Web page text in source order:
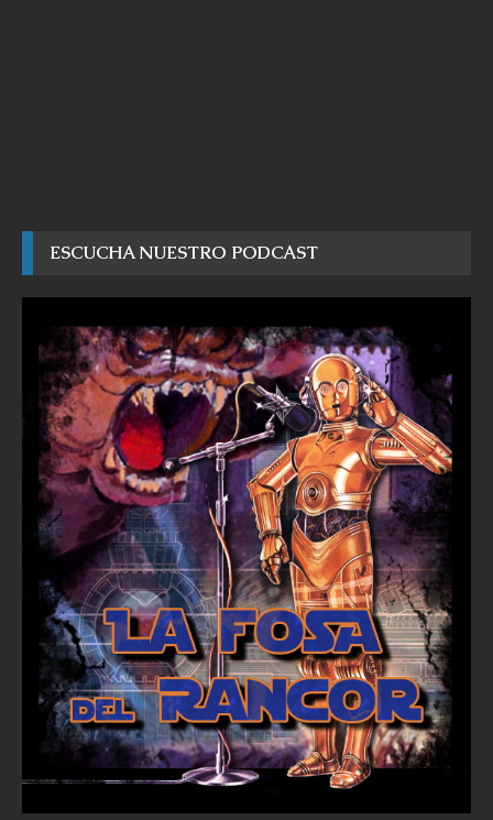
ESCUCHA NUESTRO PODCAST